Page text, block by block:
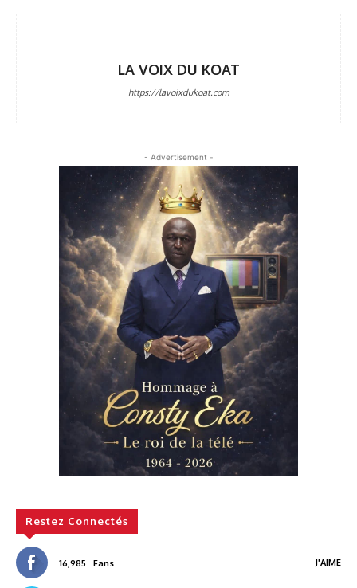
LA VOIX DU KOAT
https://lavoixdukoat.com
- Advertisement -
Restez Connectés
16,985 Fans J'AIME